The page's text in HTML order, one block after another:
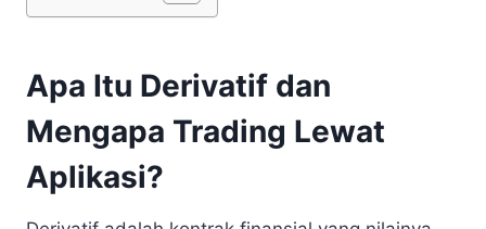
Apa Itu Derivatif dan
Mengapa Trading Lewat
Aplikasi?